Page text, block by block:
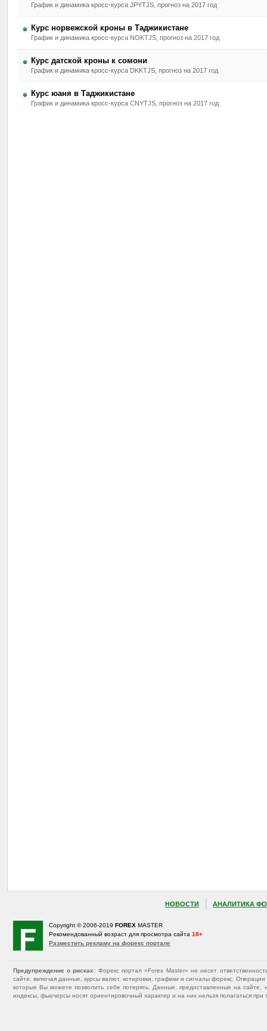
График и динамика кросс-курса JPYTJS, прогноз на 2017 год
Курс норвежской кроны в Таджикистане
График и динамика кросс-курса NOKTJS, прогноз на 2017 год
Курс датской кроны к сомони
График и динамика кросс-курса DKKTJS, прогноз на 2017 год
Курс юаня в Таджикистане
График и динамика кросс-курса CNYTJS, прогноз на 2017 год
НОВОСТИ АНАЛИТИКА
Copyright © 2006-2019 FOREX MASTER
Рекомендованный возраст для просмотра сайта 18+
Разместить рекламу на форекс портале
Предупреждение о рисках : Форекс портал «Forex Master» не несет
сайте, включая данные, курсы валют, котировки, графики и сигналы форекс.
которые Вы можете позволить себе потерять. Данные, предоставленные на
индексы, фьючерсы носят ориентировочный характер и на них нельзя полагаться при